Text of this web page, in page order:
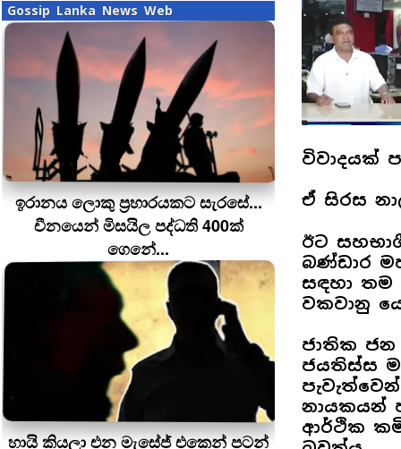
Gossip Lanka News Web
ඉරානය ලොකු ප‍්‍රහාරයකට සැරසේ...
චීනයෙන් මිසයිල පද්ධති 400ක්
ගෙනේ...
හායි කියලා එන මැසේජ් එකෙන් පටන්
විවාදයක්
ඒ සිරස
ඊට
බණ්ඩාර
සඳහා තම
වකවානු
ජාතික
ජයතිස්ස
නායකයන්
ආර්ථික